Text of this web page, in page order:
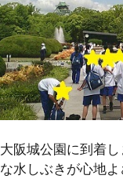
大阪城公園に到着
な水しぶきが心地